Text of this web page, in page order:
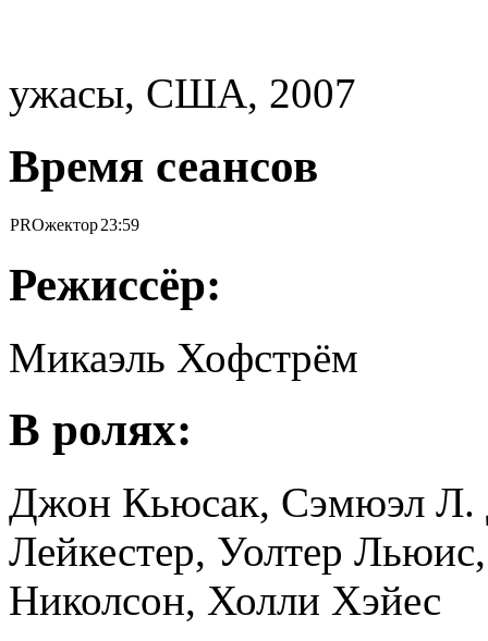
ужасы, США, 2007
Время сеансов
PROжектор23:59
Режиссёр:
Микаэль Хофстрём
В ролях:
Джон Кьюсак, Сэмюэл Л.
Лейкестер, Уолтер
Николсон, Холли Хэйес